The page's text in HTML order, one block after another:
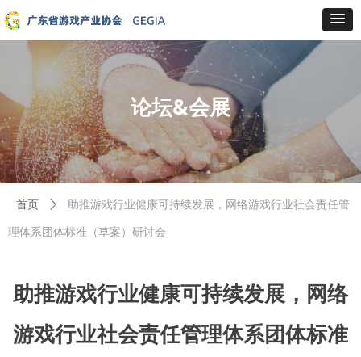
首页 ꄲ 助推游戏行业健康可持续发展，网络游戏行业社会责任管
理体系团体标准（草案）研讨会
助推游戏行业健康可持续发展，网络
游戏行业社会责任管理体系团体标准
论坛&会展